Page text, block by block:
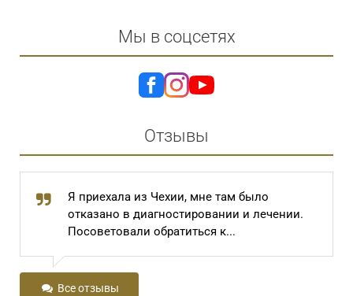
Мы в соцсетях
Отзывы
Я приехала из Чехии, мне там было
отказано в диагностировании и лечении.
Посоветовали обратиться к...
Все отзывы